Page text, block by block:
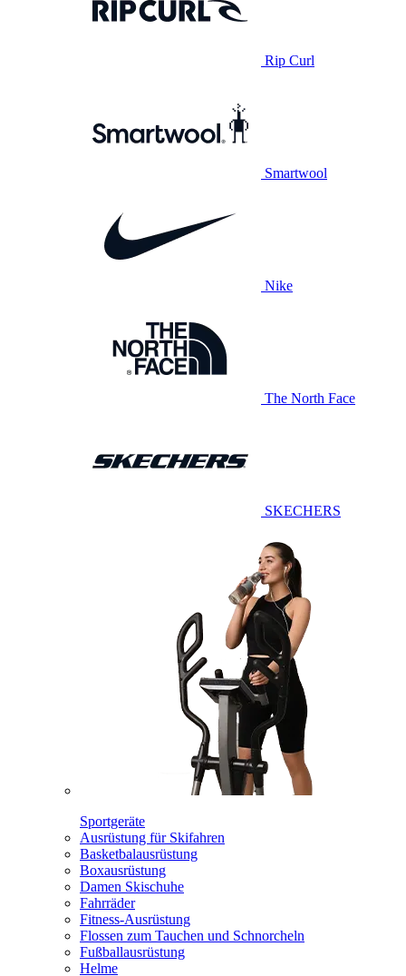
Rip Curl
Smartwool
Nike
The North Face
SKECHERS
Sportgeräte
Ausrüstung für Skifahren
Basketbalausrüstung
Boxausrüstung
Damen Skischuhe
Fahrräder
Fitness-Ausrüstung
Flossen zum Tauchen und Schnorcheln
Fußballausrüstung
Helme